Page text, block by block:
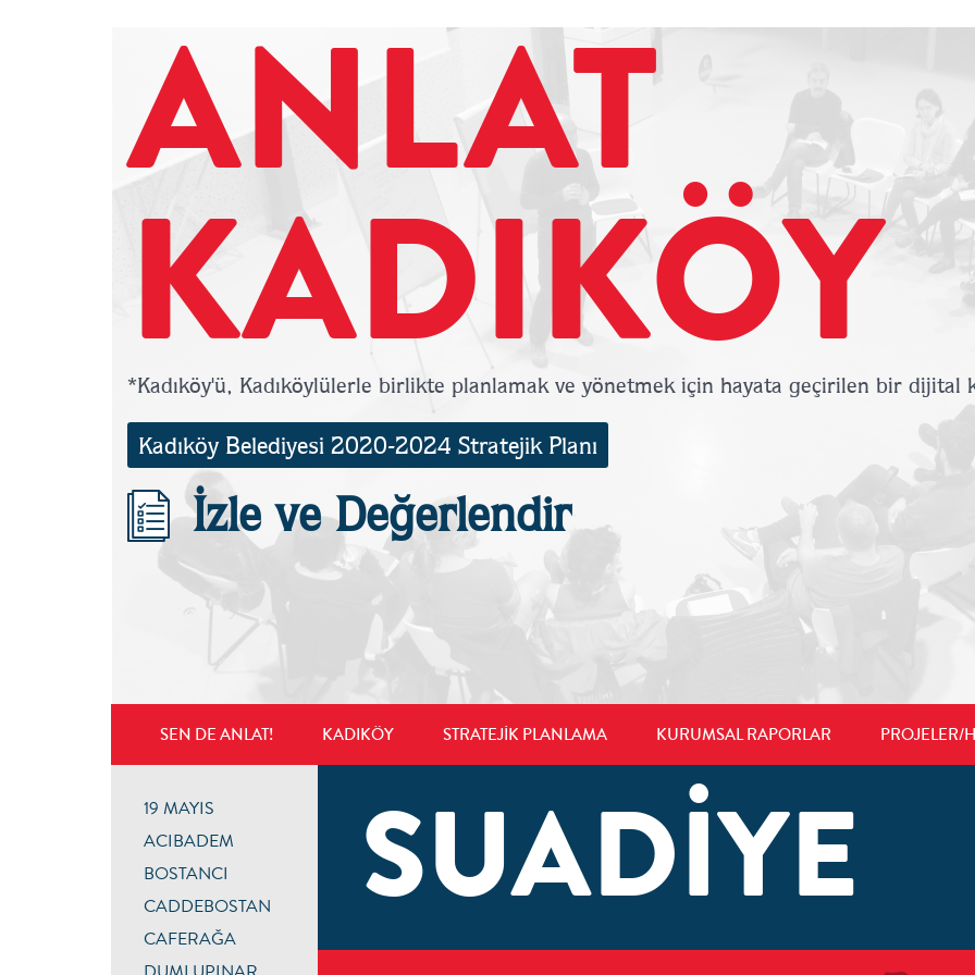
ANLAT
KADIKÖY
*Kadıköy'ü, Kadıköylülerle birlikte planlamak ve yönetmek için hayata geçirilen bir dijital
Kadıköy Belediyesi 2020-2024 Stratejik Planı
İzle ve Değerlendir
SEN DE ANLAT! KADIKÖY STRATEJİK PLANLAMA KURUMSAL RAPORLAR PROJELER/
19 MAYIS
ACIBADEM
BOSTANCI
CADDEBOSTAN
CAFERAĞA
SUADİYE